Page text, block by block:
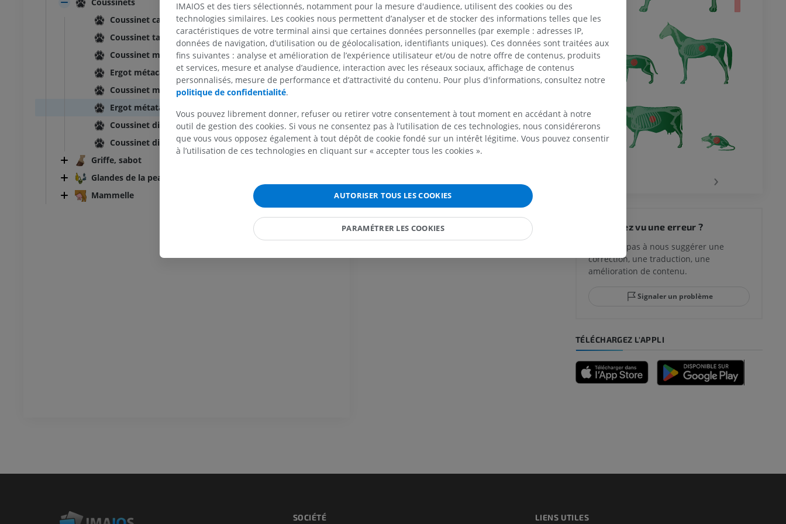
Coussinet carpien
Coussinet tarsien
Coussinet métacarpien
Ergot métacarpien
Coussinet métatarsien
Ergot métatarsien
Coussinet digital
Coussinet digital
Griffe, sabot
Glandes de la peau
Mammelle
GRATUIT
Cheval - carpe
TDM
PREMIUM
PREMIUM
Cheval - Doigt
IRM
Cheval - Doigt et sabot
Illustrations
›
Vous avez vu une erreur ?
N’hésitez pas à nous suggérer une
correction, une traduction, une
amélioration de contenu.
Signaler un problème
TÉLÉCHARGEZ L'APPLI
SOCIÉTÉ LIENS UTILES
IMAIOS et des tiers sélectionnés, notamment pour la mesure d'audience, utilisent des cookies ou des
technologies similaires. Les cookies nous permettent d’analyser et de stocker des informations telles que les
caractéristiques de votre terminal ainsi que certaines données personnelles (par exemple : adresses IP,
données de navigation, d’utilisation ou de géolocalisation, identifiants uniques). Ces données sont traitées aux
fins suivantes : analyse et amélioration de l’expérience utilisateur et/ou de notre offre de contenus, produits
et services, mesure et analyse d’audience, interaction avec les réseaux sociaux, affichage de contenus
personnalisés, mesure de performance et d’attractivité du contenu. Pour plus d'informations, consultez notre
politique de confidentialité.
Vous pouvez librement donner, refuser ou retirer votre consentement à tout moment en accédant à notre
outil de gestion des cookies. Si vous ne consentez pas à l’utilisation de ces technologies, nous considérerons
que vous vous opposez également à tout dépôt de cookie fondé sur un intérêt légitime. Vous pouvez consentir
à l’utilisation de ces technologies en cliquant sur « accepter tous les cookies ».
AUTORISER TOUS LES COOKIES
PARAMÉTRER LES COOKIES